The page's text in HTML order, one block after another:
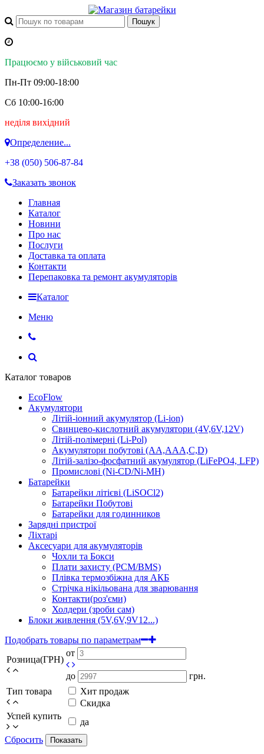
Працюємо у військовий час
Пн-Пт 09:00-18:00
Сб 10:00-16:00
неділя вихідний
Определение...
+38 (050) 506-87-84
Заказать звонок
Главная
Каталог
Новини
Про нас
Послуги
Доставка та оплата
Контакти
Перепаковка та ремонт акумуляторів
Каталог
Меню
Каталог товаров
EcoFlow
Акумулятори
Літій-іонний акумулятор (Li-ion)
Свинцево-кислотний акумулятори (4V,6V,12V)
Літій-полімерні (Li-Pol)
Акумулятори побутові (AA,AAA,C,D)
Літій-залізо-фосфатний акумулятор (LiFePO4, LFP)
Промислові (Ni-CD/Ni-MH)
Батарейки
Батарейки літієві (LiSOCl2)
Батарейки Побутові
Батарейки для годинников
Зарядні пристрої
Ліхтарі
Аксесуари для акумуляторів
Чохли та Бокси
Плати захисту (PCM/BMS)
Плівка термозбіжна для АКБ
Стрічка нікільована для зварювання
Контакти(роз'єми)
Холдери (зроби сам)
Блоки живлення (5V,6V,9V12...)
Подобрать товары по параметрам
Розница(ГРН)
от
до
грн.
Тип товара
Хит продаж
Скидка
Успей купить
да
Сбросить
Показать